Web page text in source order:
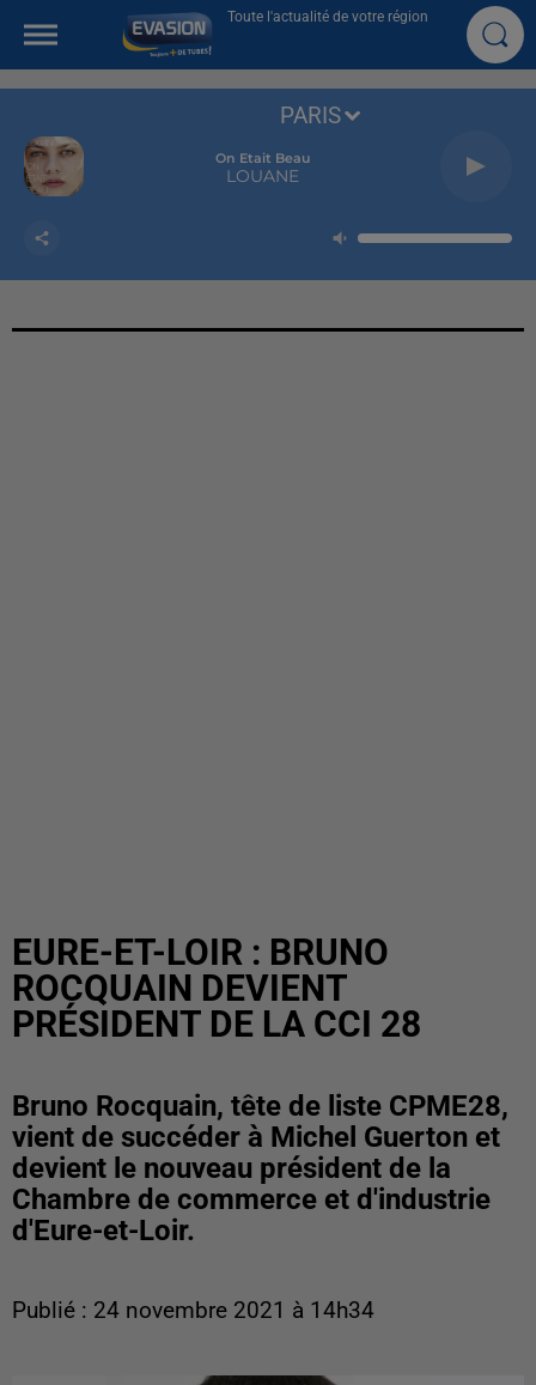
Toute l'actualité de votre région
On Etait Beau
LOUANE
PARIS
EURE-ET-LOIR : BRUNO
ROCQUAIN DEVIENT
PRÉSIDENT DE LA CCI 28
Bruno Rocquain, tête de liste CPME28,
vient de succéder à Michel Guerton et
devient le nouveau président de la
Chambre de commerce et d'industrie
d'Eure-et-Loir.
Publié : 24 novembre 2021 à 14h34